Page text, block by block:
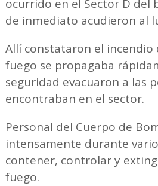
ocurrido en el Sector D del
de inmediato acudieron al
Allí constataron el incendio
fuego se propagaba
seguridad evacuaron a las
encontraban en el sector.
Personal del Cuerpo de
intensamente durante
contener, controlar y
fuego.